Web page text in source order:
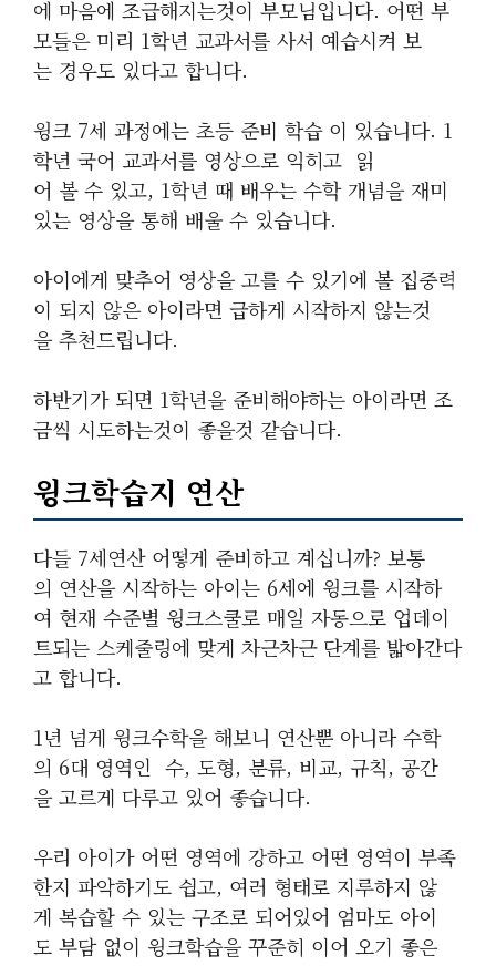
에 마음에 조급해지는것이 부모님입니다. 어떤 부
모들은 미리 1학년 교과서를 사서 예습시켜 보
는 경우도 있다고 합니다.
윙크 7세 과정에는 초등 준비 학습 이 있습니다. 1
학년 국어 교과서를 영상으로 익히고 읽
어 볼 수 있고, 1학년 때 배우는 수학 개념을 재미
있는 영상을 통해 배울 수 있습니다.
아이에게 맞추어 영상을 고를 수 있기에 볼 집중력
이 되지 않은 아이라면 급하게 시작하지 않는것
을 추천드립니다.
하반기가 되면 1학년을 준비해야하는 아이라면 조
금씩 시도하는것이 좋을것 같습니다.
윙크학습지 연산
다들 7세연산 어떻게 준비하고 계십니까? 보통
의 연산을 시작하는 아이는 6세에 윙크를 시작하
여 현재 수준별 윙크스쿨로 매일 자동으로 업데이
트되는 스케줄링에 맞게 차근차근 단계를 밟아간다
고 합니다.
1년 넘게 윙크수학을 해보니 연산뿐 아니라 수학
의 6대 영역인 수, 도형, 분류, 비교, 규칙, 공간
을 고르게 다루고 있어 좋습니다.
우리 아이가 어떤 영역에 강하고 어떤 영역이 부족
한지 파악하기도 쉽고, 여러 형태로 지루하지 않
게 복습할 수 있는 구조로 되어있어 엄마도 아이
도 부담 없이 윙크학습을 꾸준히 이어 오기 좋은